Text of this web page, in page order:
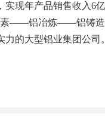
实现年产品销售收入6
素——铝冶炼——铝铸
的大型铝业集团公司。